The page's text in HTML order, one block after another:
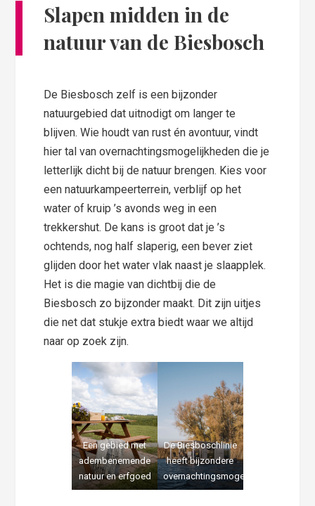
Slapen midden in de
natuur van de Biesbosch
De Biesbosch zelf is een bijzonder
natuurgebied dat uitnodigt om langer te
blijven. Wie houdt van rust én avontuur, vindt
hier tal van overnachtingsmogelijkheden die je
letterlijk dicht bij de natuur brengen. Kies voor
een natuurkampeerterrein, verblijf op het
water of kruip ’s avonds weg in een
trekkershut. De kans is groot dat je ’s
ochtends, nog half slaperig, een bever ziet
glijden door het water vlak naast je slaapplek.
Het is die magie van dichtbij die de
Biesbosch zo bijzonder maakt. Dit zijn uitjes
die net dat stukje extra biedt waar we altijd
naar op zoek zijn.
Een gebied met
adembenemende
natuur en erfgoed
De Biesboschlinie
heeft bijzondere
overnachtingsmogelijkheden